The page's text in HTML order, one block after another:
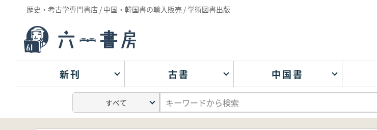
歴史・考古学専門書店 / 中国・韓国書の輸入販売 / 学術図書出版
新刊 古書 中国書